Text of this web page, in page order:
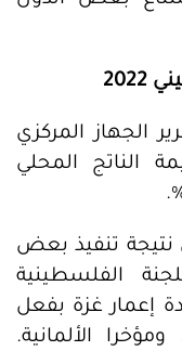
الجهاز المركزي
الناتج المحلي
نتيجة تنفيذ بعض
الفلسطينية
إعمار غزة بفعل
الألمانية.